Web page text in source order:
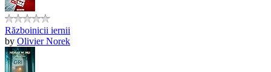
Războinicii iernii
by Olivier Norek